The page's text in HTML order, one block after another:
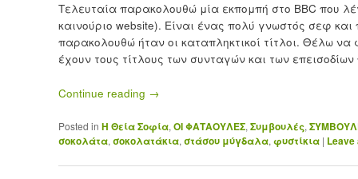
Τελευταία παρακολουθώ μία εκπομπή στο BBC που
καινούριο website). Είναι ένας πολύ γνωστός σεφ
παρακολουθώ ήταν οι καταπληκτικοί τίτλοι. Θέλω
έχουν τους τίτλους των συνταγών και των
Continue reading →
Posted in H Θεία Σοφία, ΟΙ ΦΑΤΑΟΥΛΕΣ, Συμβουλές,
σοκολάτα, σοκολατάκια, στάσου μύγδαλα, φυστίκια | Leave